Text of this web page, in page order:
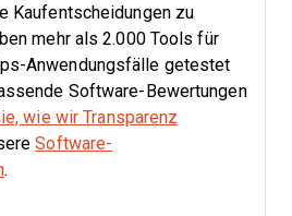
Kaufentscheidungen zu
mehr als 2.000 Tools für
Anwendungsfälle getestet
Software-Bewertungen
wie wir Transparenz
Software-
.